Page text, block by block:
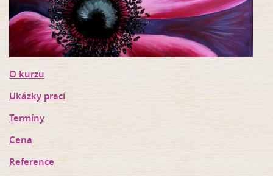
O kurzu
Ukázky prací
Termíny
Cena
Reference